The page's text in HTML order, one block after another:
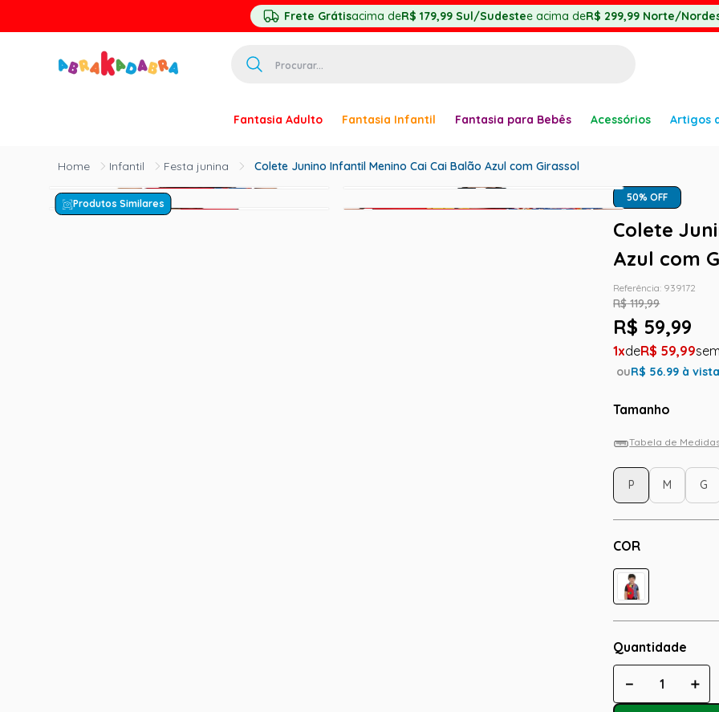
Frete Grátisacima deR$ 179,99 Sul/Sudestee acima deR$ 299,99 Norte/
Fantasia Adulto Fantasia Infantil Fantasia para Bebês Acessórios Artigos
Infantil Festa junina Colete Junino Infantil Menino Cai Cai Balão Azul com Girassol
Produtos Similares
50% OFF
Colete
Azul com
Referência: 939172
R$ 119,99
R$ 59,99
1 R$ 59,99
ouR$ 56.99 à vista
Tamanho
Tabela de
COR
P M G
Quantidade
＋
－
princesa